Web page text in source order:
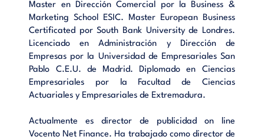
Master en Dirección Comercial por la Business &
Marketing School ESIC. Master European Business
Certificated por South Bank University de Londres.
Licenciado en Administración y Dirección de
Empresas por la Universidad de Empresariales San
Pablo C.E.U. de Madrid. Diplomado en Ciencias
Empresariales por la Facultad de Ciencias
Actuariales y Empresariales de Extremadura.
Actualmente es director de publicidad on line
Vocento Net Finance. Ha trabajado como director de